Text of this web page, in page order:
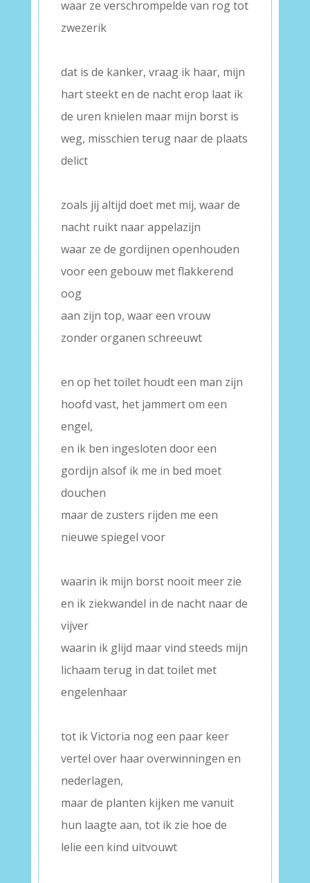
waar ze verschrompelde van rog tot
zwezerik
dat is de kanker, vraag ik haar, mijn
hart steekt en de nacht erop laat ik
de uren knielen maar mijn borst is
weg, misschien terug naar de plaats
delict
zoals jij altijd doet met mij, waar de
nacht ruikt naar appelazijn
waar ze de gordijnen openhouden
voor een gebouw met flakkerend
oog
aan zijn top, waar een vrouw
zonder organen schreeuwt
en op het toilet houdt een man zijn
hoofd vast, het jammert om een
engel,
en ik ben ingesloten door een
gordijn alsof ik me in bed moet
douchen
maar de zusters rijden me een
nieuwe spiegel voor
waarin ik mijn borst nooit meer zie
en ik ziekwandel in de nacht naar de
vijver
waarin ik glijd maar vind steeds mijn
lichaam terug in dat toilet met
engelenhaar
tot ik Victoria nog een paar keer
vertel over haar overwinningen en
nederlagen,
maar de planten kijken me vanuit
hun laagte aan, tot ik zie hoe de
lelie een kind uitvouwt